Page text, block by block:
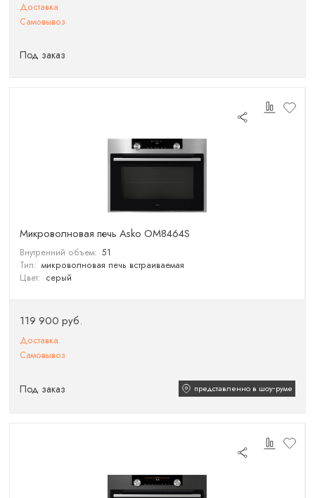
Доставка
Самовывоз
Под заказ
Микроволновая печь Asko OM8464S
Внутренний объем: 51
Тип: микроволновая печь встраиваемая
Цвет: серый
119 900 руб.
Доставка
Самовывоз
Под заказ представленно в шоу‑руме